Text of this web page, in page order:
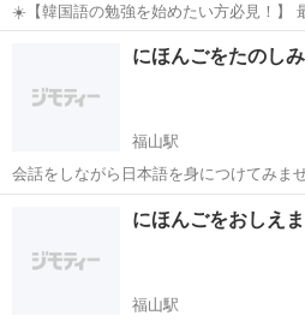
☀️【韓国語の勉強を始めたい方必見！】 最近、韓国語を習いたいと思
っていませんか？ 🍓先ずは、韓国語・日本語トレーニングの無料体験
を試してはいかがでしょうか。 トレーニ
ハングル
にほんごをたのし
福山駅
会話をしながら日本語を身につけてみ
すが、会話をしながら楽しむことがで
日本語
にほんごをおしえ
福山駅